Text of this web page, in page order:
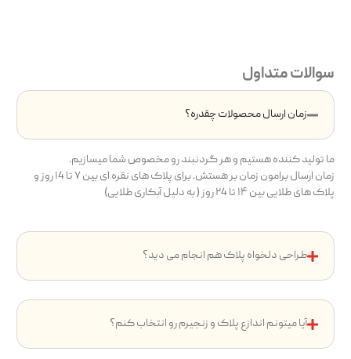
سوالات متداول
زمان ارسال محصولات چقدره؟
ما تولید کننده هستیم و هر گردنبند رو مخصوص شما میسازیم.
زمان ارسال برامون زمان بر هستش. برای پلاک های نقره ای بین ۷ تا ۱4 روز و
پلاک های طلایی بین ۱۴ تا ۲4 روز ( به دلیل آبکاری طلایی)
طراحی دلخواه پلاک هم انجام می دید؟
آیا میتونم اندازع پلاک و زنجیرم رو انتخاب کنم؟